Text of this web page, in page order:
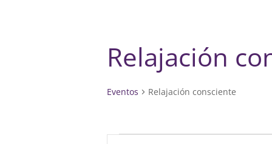
Relajación
Eventos Relajación consciente